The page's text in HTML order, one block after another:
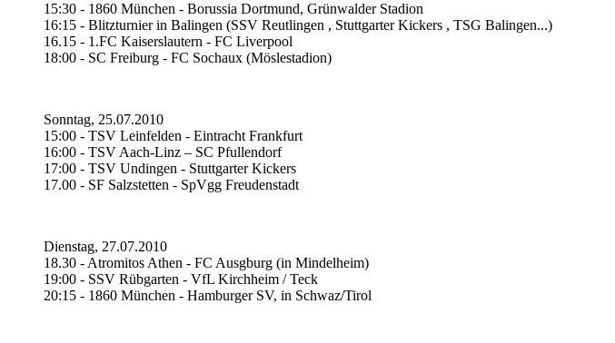
15:30 - 1860 München - Borussia Dortmund, Grünwalder Stadion
16:15 - Blitzturnier in Balingen (SSV Reutlingen , Stuttgarter Kickers , TSG Balingen...)
16.15 - 1.FC Kaiserslautern - FC Liverpool
18:00 - SC Freiburg - FC Sochaux (Möslestadion)
Sonntag, 25.07.2010
15:00 - TSV Leinfelden - Eintracht Frankfurt
16:00 - TSV Aach-Linz – SC Pfullendorf
17:00 - TSV Undingen - Stuttgarter Kickers
17.00 - SF Salzstetten - SpVgg Freudenstadt
Dienstag, 27.07.2010
18.30 - Atromitos Athen - FC Ausgburg (in Mindelheim)
19:00 - SSV Rübgarten - VfL Kirchheim / Teck
20:15 - 1860 München - Hamburger SV, in Schwaz/Tirol